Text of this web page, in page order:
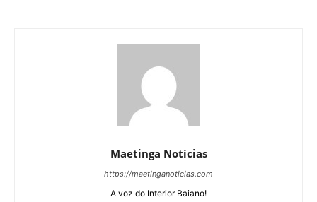
Maetinga Notícias
https://maetinganoticias.com
A voz do Interior Baiano!